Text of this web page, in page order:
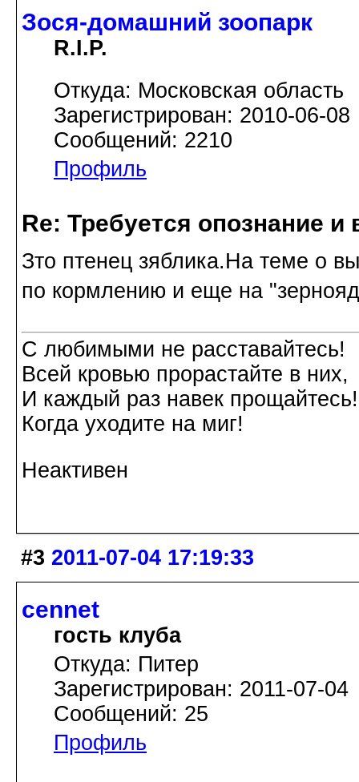
Зося-домашний зоопарк
R.I.P.
Откуда: Московская область
Зарегистрирован: 2010-06-08
Сообщений: 2210
Профиль
Re: Требуется опознание
Зто птенец зяблика.На теме о
по кормлению и еще на
С любимыми не расставайтесь!
Всей кровью прорастайте в них,
И каждый раз навек прощайтесь!
Когда уходите на миг!
Неактивен
#3 2011-07-04 17:19:33
cennet
гость клуба
Откуда: Питер
Зарегистрирован: 2011-07-04
Сообщений: 25
Профиль